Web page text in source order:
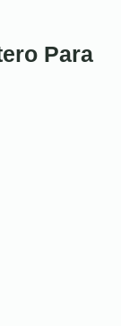
Para